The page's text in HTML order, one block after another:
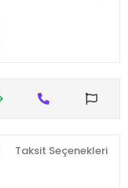
Taksit Seçenekleri